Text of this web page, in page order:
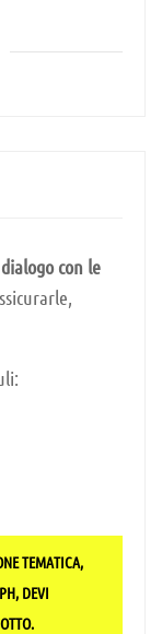
con le
TEMATICA,
DEVI